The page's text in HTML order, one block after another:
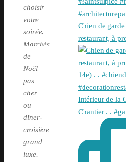
choisir
votre
soirée.
Marchés
de
Noël
pas
cher
ou
dîner-
croisière
grand
luxe.
Chien de
restaurant, à
Intérieur de la
Chantier . .